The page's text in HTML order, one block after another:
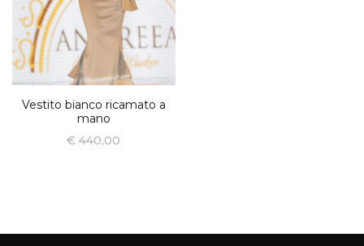
Vestito bianco ricamato a
mano
€ 440,00